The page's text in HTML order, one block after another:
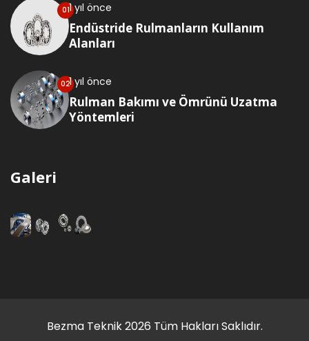
1 yıl önce
Endüstride Rulmanların Kullanım
Alanları
1 yıl önce
Rulman Bakımı ve Ömrünü Uzatma
Yöntemleri
Galeri
Bezma Teknik2026 Tüm Hakları Saklıdır.